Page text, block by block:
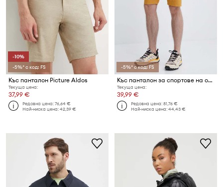
-10%
-5%* с код: FS
Къс панталон Picture Aldos
Текуща цена:
37,99 €
Редовна цена:76,64 €
Най-ниска цена:42,39 €
-5%* с код: FS
Къс панталон за спортове на открито Picture Vellir Stretch
Текуща цена:
39,99 €
Редовна цена:81,76 €
Най-ниска цена:44,43 €